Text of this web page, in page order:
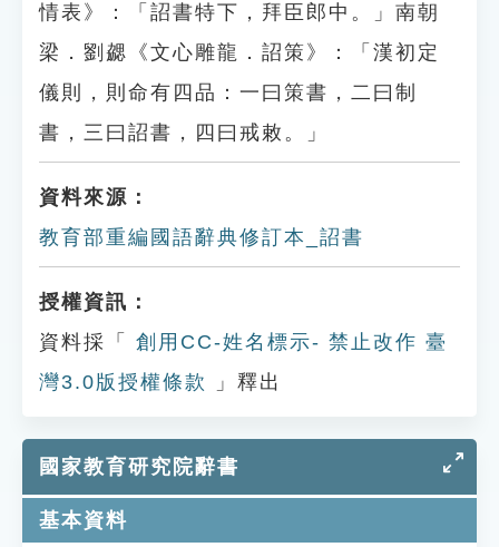
情表》：「詔書特下，拜臣郎中。」南朝
梁．劉勰《文心雕龍．詔策》：「漢初定
儀則，則命有四品：一曰策書，二曰制
書，三曰詔書，四曰戒敕。」
資料來源：
教育部重編國語辭典修訂本_詔書
授權資訊：
資料採「
創用CC-姓名標示- 禁止改作 臺
灣3.0版授權條款
」釋出
國家教育研究院辭書
基本資料